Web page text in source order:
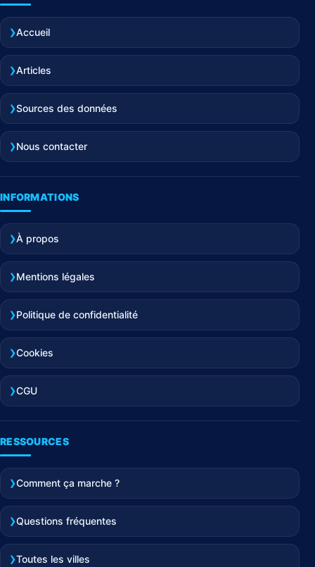
Accueil
Articles
Sources des données
Nous contacter
INFORMATIONS
À propos
Mentions légales
Politique de confidentialité
Cookies
CGU
RESSOURCES
Comment ça marche ?
Questions fréquentes
Toutes les villes